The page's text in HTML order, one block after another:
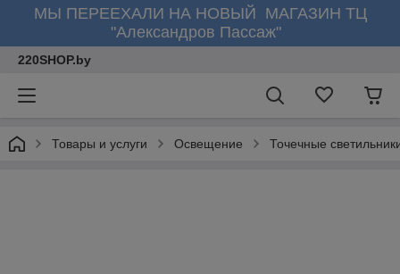
МЫ ПЕРЕЕХАЛИ НА НОВЫЙ МАГАЗИН ТЦ
"Александров Пассаж"
220SHOP.by
Товары и услуги Освещение Точечные